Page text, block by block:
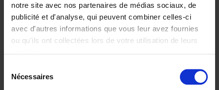
notre site avec nos partenaires de médias sociaux, de
publicité et d'analyse, qui peuvent combiner celles-ci
avec d'autres informations que vous leur avez fournies
ou qu'ils ont collectées lors de votre utilisation de leurs
Nécessaires
€29,99